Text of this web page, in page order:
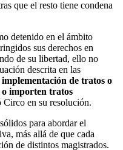
que el resto tiene condena
detenido en el ámbito
sus derechos en
de su libertad, ello no
descrita en las
de tratos o
importen tratos
Circo en su resolución.
para abordar el
más allá de que cada
de distintos magistrados.